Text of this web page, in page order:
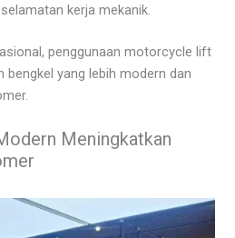
kerja mekanik.
penggunaan motorcycle lift
bengkel yang lebih modern dan
Meningkatkan